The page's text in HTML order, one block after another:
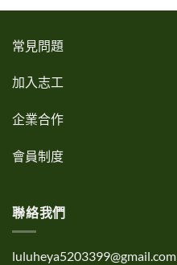
常見問題
加入志工
企業合作
會員制度
聯絡我們
luluheya5203399@gmail.com